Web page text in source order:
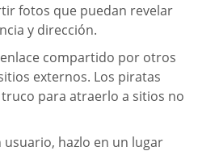
fotos que puedan revelar
y dirección.
compartido por otros
externos. Los piratas
para atraerlo a sitios no
hazlo en un lugar